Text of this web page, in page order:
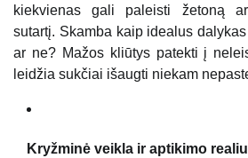
kiekvienas gali paleisti žetoną
sutartį. Skamba kaip idealus
ar ne? Mažos kliūtys patekti į
leidžia sukčiai išaugti niekam
Kryžminė veikla ir aptikimo